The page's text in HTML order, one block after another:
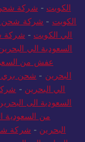
الكويت - شركة
الكويت - شركة شحن
الي الكويت - شركة
السعودية الي
عفش من
البحرين - شحن بري
الي البحرين -
السعودية الى
من السعودية
البحرين - شركة